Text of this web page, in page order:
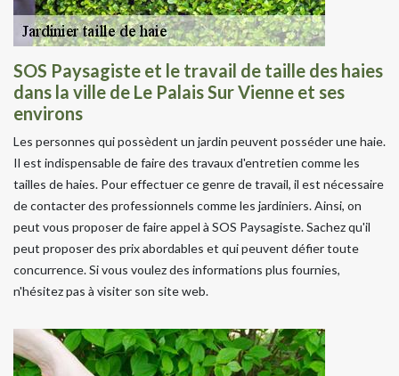
SOS Paysagiste et le travail de taille des haies
dans la ville de Le Palais Sur Vienne et ses
environs
Les personnes qui possèdent un jardin peuvent posséder une haie.
Il est indispensable de faire des travaux d'entretien comme les
tailles de haies. Pour effectuer ce genre de travail, il est nécessaire
de contacter des professionnels comme les jardiniers. Ainsi, on
peut vous proposer de faire appel à SOS Paysagiste. Sachez qu'il
peut proposer des prix abordables et qui peuvent défier toute
concurrence. Si vous voulez des informations plus fournies,
n'hésitez pas à visiter son site web.